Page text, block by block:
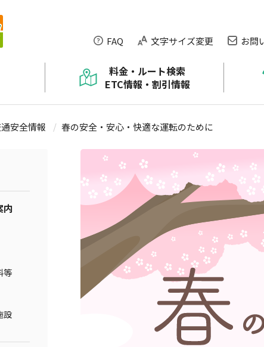
FAQ 文字サイズ変更 お問
止め）メールサービス
渋滞・混雑
料金・ルート検索
ETC情報・割引情報
一覧
ETCなんでもQ＆A
ETC利用状況
ETCトラブルにつ
ETCシステム障害
をご利用する前に
交通安全情報
公社の取り組み
ネックス・プラザのご紹介
安全情報 春の安全・安心・快適な運転のために
等
設